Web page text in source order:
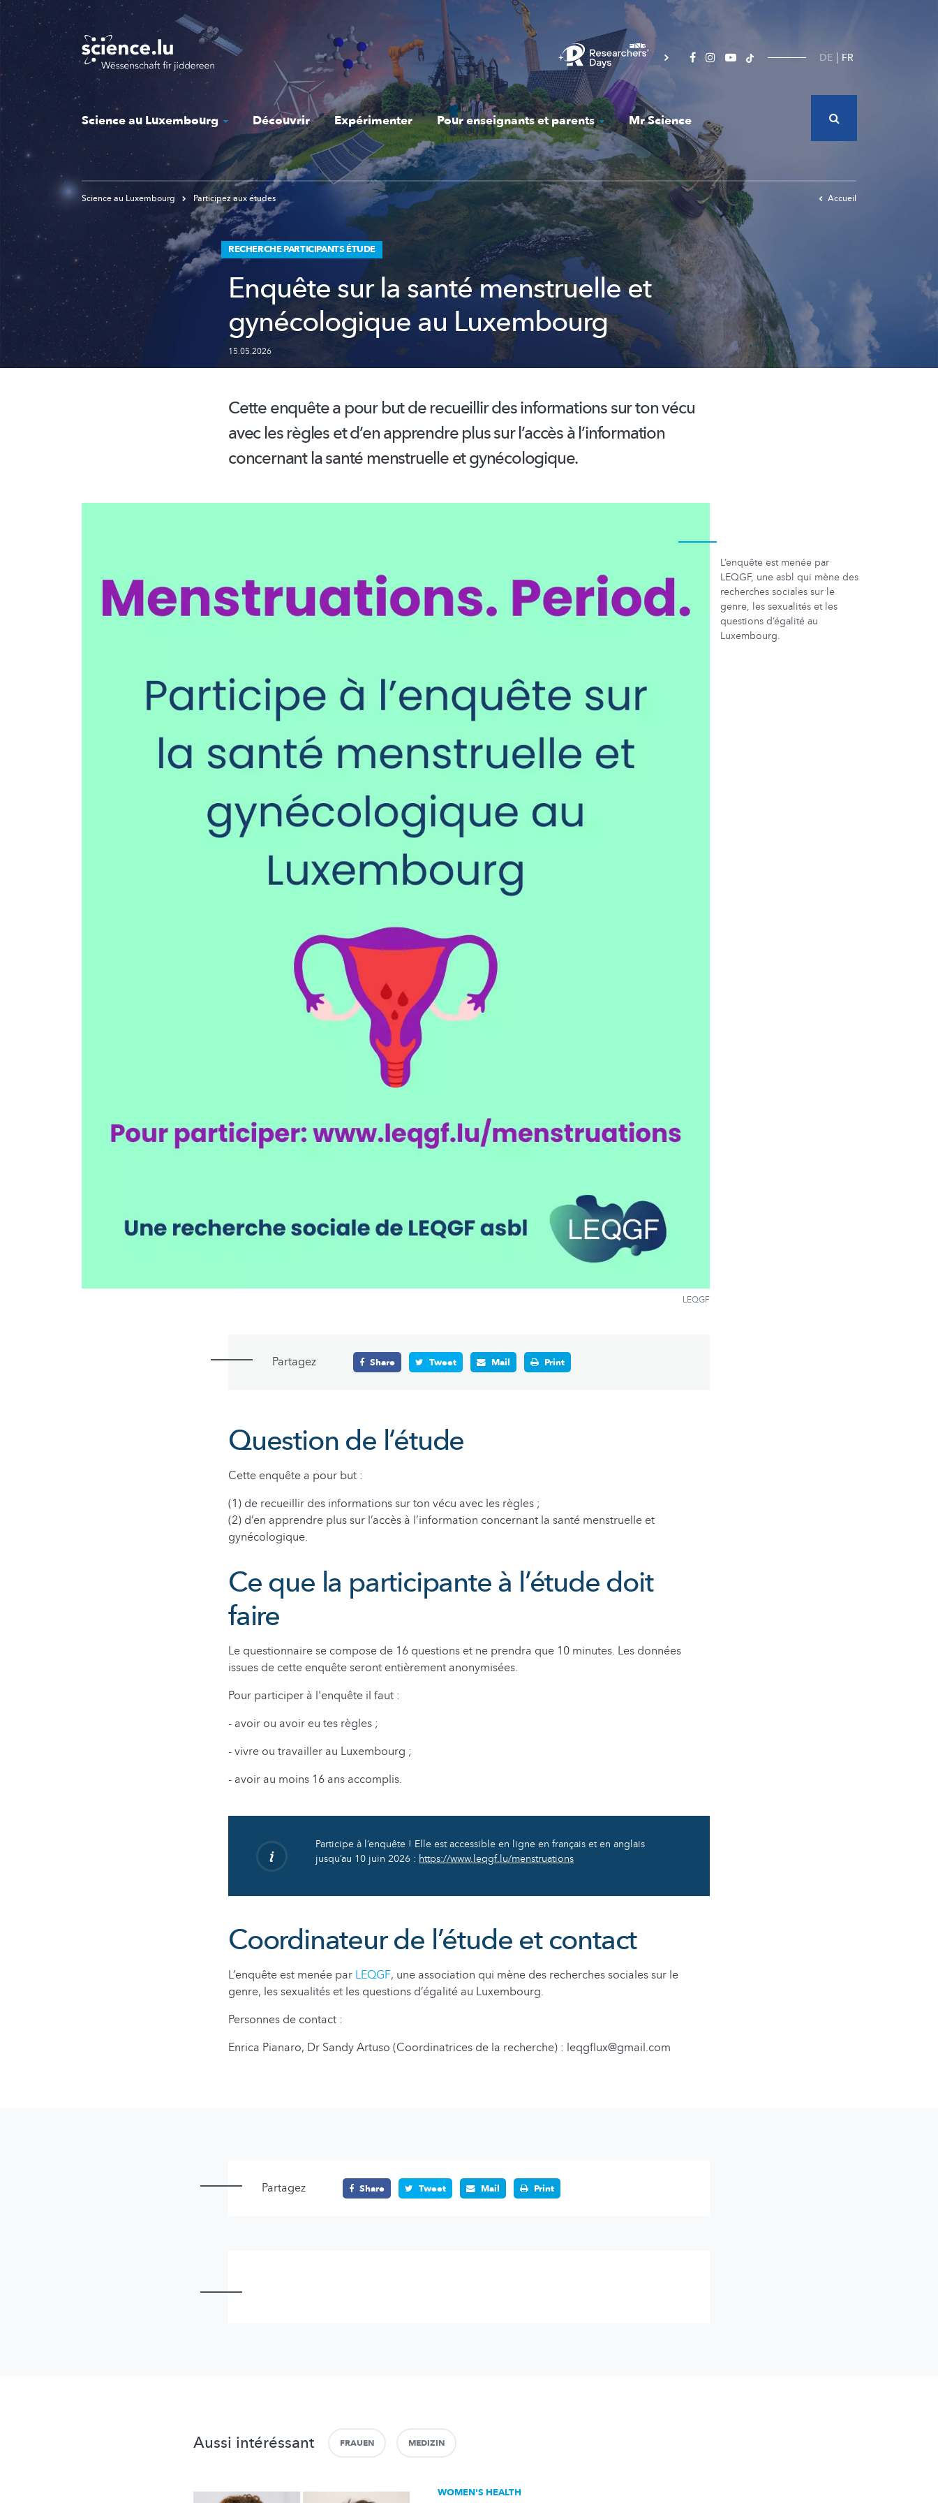
Skip
to
main
content
DE FR
Science au Luxembourg Découvrir Expérimenter Pour enseignants et parents Mr Science
Science au Luxembourg Participez aux études Accueil
RECHERCHE PARTICIPANTS ÉTUDE
Enquête sur la santé menstruelle et
gynécologique au Luxembourg
15.05.2026
Cette enquête a pour but de recueillir des informations sur ton vécu
avec les règles et d’en apprendre plus sur l’accès àl’information
concernant la santé menstruelle etgynécologique.
LEQGF
L’enquête est menée par
LEQGF, une asbl qui mène des
recherches sociales sur le
genre, les sexualités et les
questions d’égalité au
Luxembourg.
Partagez Share Tweet Mail Print
Question de l‘étude
Cette enquête a pour but :
(1) de recueillir des informations sur ton vécu avec les règles ;
(2) d’en apprendre plus sur l’accès à l’information concernant la santé menstruelle et
gynécologique.
Ce que la participante à l’étude doit
faire
Le questionnaire se compose de 16 questions et ne prendra que 10 minutes. Les données
issues de cette enquête seront entièrement anonymisées.
Pour participer à l'enquête il faut :
- avoir ou avoir eu tes règles ;
- vivre ou travailler au Luxembourg ;
- avoir au moins 16 ans accomplis.
Participe à l’enquête ! Elle est accessible en ligne en français et en anglais
jusqu’au 10 juin 2026 : https://www.leqgf.lu/menstruations
Coordinateur de l’étude et contact
L’enquête est menée par LEQGF, une association qui mène des recherches sociales sur le
genre, les sexualités et les questions d’égalité au Luxembourg.
Personnes de contact :
Enrica Pianaro, Dr Sandy Artuso (Coordinatrices de la recherche) : leqgflux@gmail.com
Partagez Share Tweet Mail Print
Aussi intéréssant FRAUEN MEDIZIN
WOMEN'S HEALTH